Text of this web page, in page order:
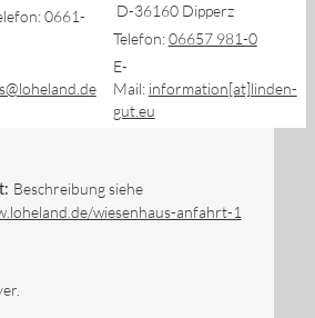
0661-
D-36160 Dipperz
Telefon:06657 981-0
E-
Mail: information[at]linden-
gut.eu
Beschreibung siehe
wiesenhaus-anfahrt-1